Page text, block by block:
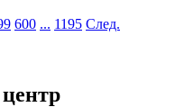
600 ... 1195 След.